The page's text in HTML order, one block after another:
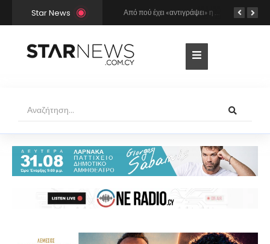
Star News
Ο Γιώργος Σαμπάνης έρχεται στη Λάρνακα για τη συναυλία του καλοκαιριού! Από πού έχει «αντιγράψει» η Άννα Βίσση και ο Νίκος Καρβέλας τη σούπερ επιτυχία «Σε περίπτωση που…»; Το βρήκε ο Mr Music